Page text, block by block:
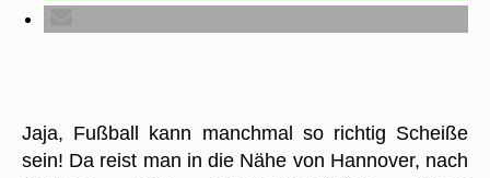
Jaja, Fußball kann manchmal so richtig Scheiße
sein! Da reist man in die Nähe von Hannover, nach